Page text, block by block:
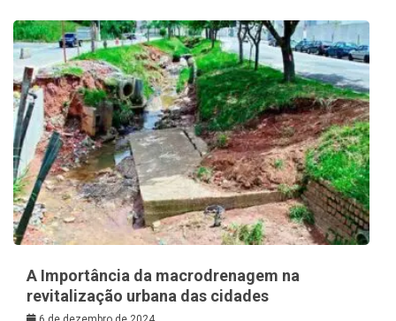
A Importância da macrodrenagem na
revitalização urbana das cidades